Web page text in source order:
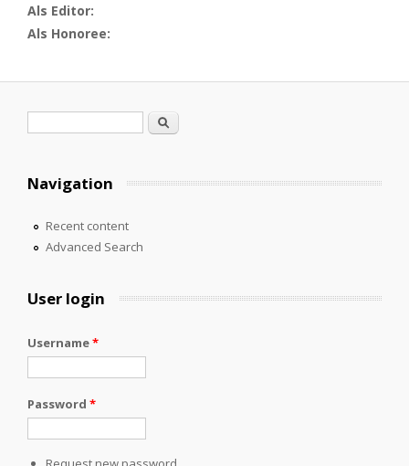
Als Editor:
Als Honoree:
Search
Navigation
Recent content
Advanced Search
User login
Username*
Password *